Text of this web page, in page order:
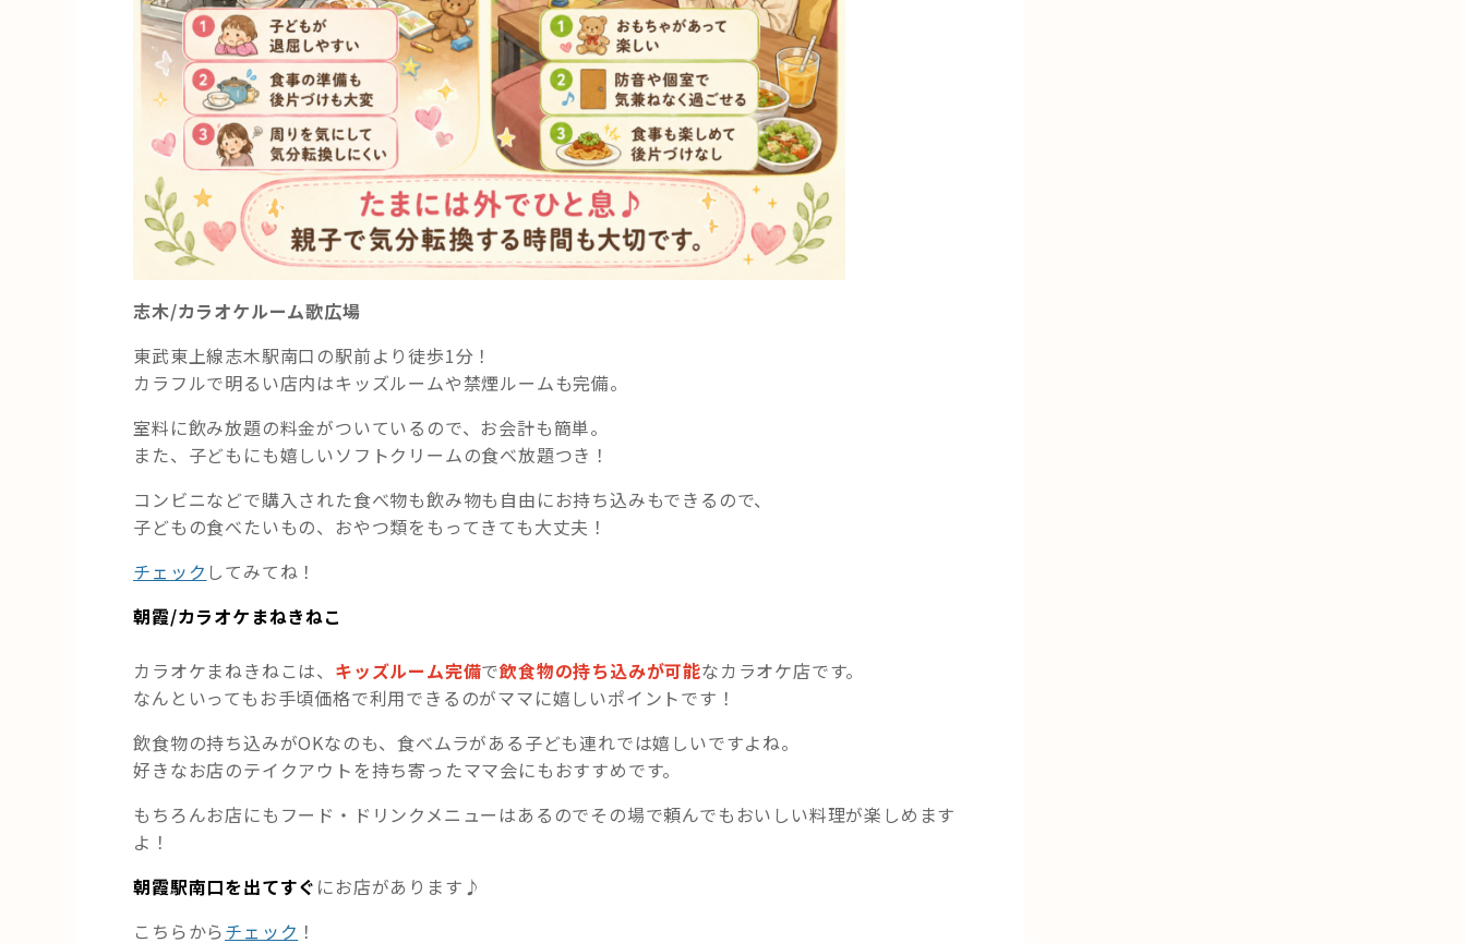
志木/カラオケルーム歌広場
東武東上線志木駅南口の駅前より徒歩1分！
カラフルで明るい店内はキッズルームや禁煙ルームも完備。
室料に飲み放題の料金がついているので、お会計も簡単。
また、子どもにも嬉しいソフトクリームの食べ放題つき！
コンビニなどで購入された食べ物も飲み物も自由にお持ち込みもできるので、
子どもの食べたいもの、おやつ類をもってきても大丈夫！
チェック してみてね！
朝霞/カラオケまねきねこ
カラオケまねきねこは、 キッズルーム完備で飲食物の持ち込みが可能なカラオケ店です。
なんといってもお手頃価格で利用できるのがママに嬉しいポイントです！
飲食物の持ち込みがOKなのも、食べムラがある子ども連れでは嬉しいですよね。
好きなお店のテイクアウトを持ち寄ったママ会にもおすすめです。
もちろんお店にもフード・ドリンクメニューはあるのでその場で頼んでもおいしい料理が楽しめます
よ！
朝霞駅南口を出てすぐ にお店があります♪
こちらからチェック ！